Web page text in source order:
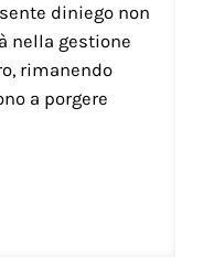
diniego non
nella gestione
rimanendo
a porgere